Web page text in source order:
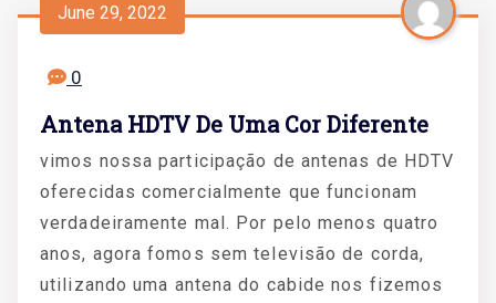
June 29, 2022
0
Antena HDTV De Uma Cor Diferente
vimos nossa participação de antenas de HDTV
oferecidas comercialmente que funcionam
verdadeiramente mal. Por pelo menos quatro
anos, agora fomos sem televisão de corda,
utilizando uma antena do cabide nos fizemos